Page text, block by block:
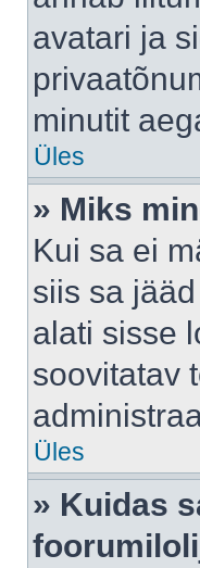
avatari ja
minutit
Üles
» Miks
Kui sa ei
siis sa
alati sisse
soovitatav
Üles
» Kuidas